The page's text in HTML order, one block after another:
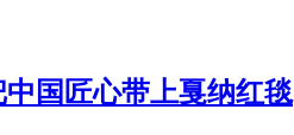
国匠心带上戛纳红毯